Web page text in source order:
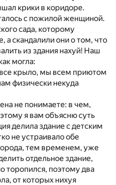
крики в коридоре.
с пожилой женщиной.
сада, которому
а скандалили они о том, что
из здания нахуй! Наш
могла:
крыло, мы всем приютом
физически некуда
не понимаете: в чем,
я вам объясню суть
делила здание с детским
не устраивало обе
тем временем, уже
отдельное здание,
торопился, поэтому два
от которых нихуя